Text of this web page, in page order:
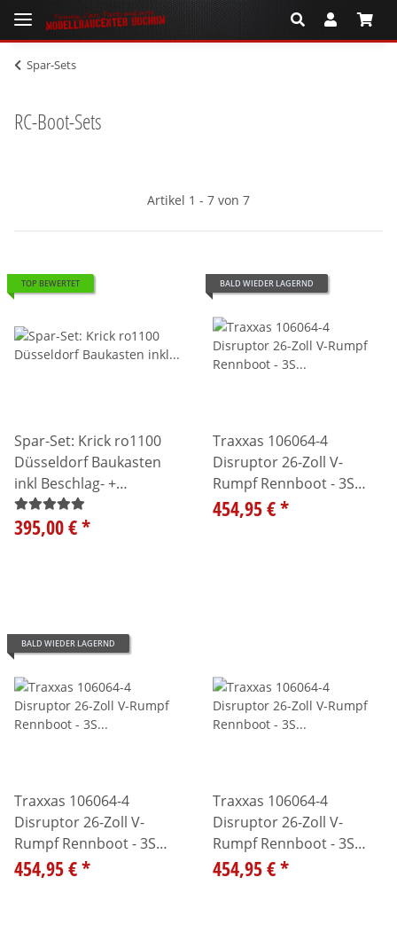
Spar-Sets
RC-Boot-Sets
Artikel 1 - 7 von 7
TOP BEWERTET
Spar-Set: Krick ro1100
Düsseldorf Baukasten
inkl Beschlag- +
Sonderfunktionssatz
395,00 €*
BALD WIEDER LAGERND
Traxxas 106064-4
Disruptor 26-Zoll V-
Rumpf Rennboot - 3S
LiPo Start-Set - blau
454,95 €*
BALD WIEDER LAGERND
Traxxas 106064-4
Disruptor 26-Zoll V-
Rumpf Rennboot - 3S
LiPo Start-Set - orange
454,95 €*
Traxxas 106064-4
Disruptor 26-Zoll V-
Rumpf Rennboot - 3S
LiPo Start-Set - pink
454,95 €*